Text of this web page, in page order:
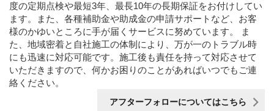
度の定期点検や最短3年、最長10年の長期保証をお付けしてい
ます。また、各種補助金や助成金の申請サポートなど、お客
様のかゆいところに手が届くサービスに努めています。 ま
た、地域密着と自社施工の体制により、万が一のトラブル時
にも迅速に対応可能です。施工後も責任を持って対応させて
いただきますので、何かお困りのことがあればいつでもご連
絡ください。
アフターフォローについてはこちら